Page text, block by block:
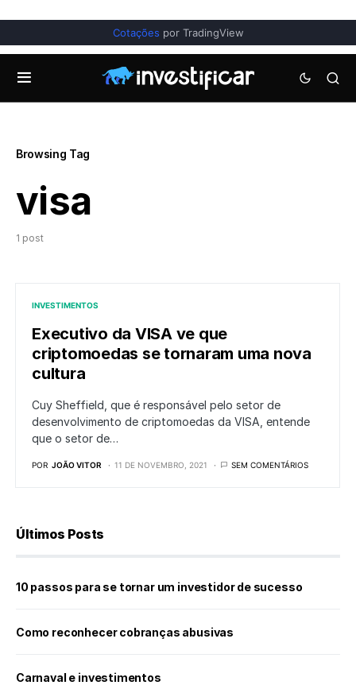
Cotações por TradingView
Browsing Tag
visa
1 post
INVESTIMENTOS
Executivo da VISA ve que
criptomoedas se tornaram uma nova
cultura
Cuy Sheffield, que é responsável pelo setor de
desenvolvimento de criptomoedas da VISA, entende
que o setor de…
POR JOÃO VITOR 11 DE NOVEMBRO, 2021 SEM COMENTÁRIOS
Últimos Posts
10 passos para se tornar um investidor de sucesso
Como reconhecer cobranças abusivas
Carnaval e investimentos